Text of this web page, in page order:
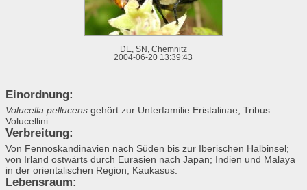
DE, SN, Chemnitz
2004-06-20 13:39:43
Einordnung:
Volucella pellucens gehört zur Unterfamilie Eristalinae, Tribus
Volucellini.
Verbreitung:
Von Fennoskandinavien nach Süden bis zur Iberischen Halbinsel;
von Irland ostwärts durch Eurasien nach Japan; Indien und Malaya
in der orientalischen Region; Kaukasus.
Lebensraum: